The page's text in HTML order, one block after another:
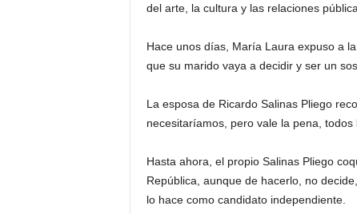
del arte, la cultura y las relaciones
Hace unos días, María Laura expuso a
que su marido vaya a decidir y ser un
La esposa de Ricardo Salinas Pliego
necesitaríamos, pero vale la pena,
Hasta ahora, el propio Salinas Pliego
República, aunque de hacerlo, no
lo hace como candidato independiente.